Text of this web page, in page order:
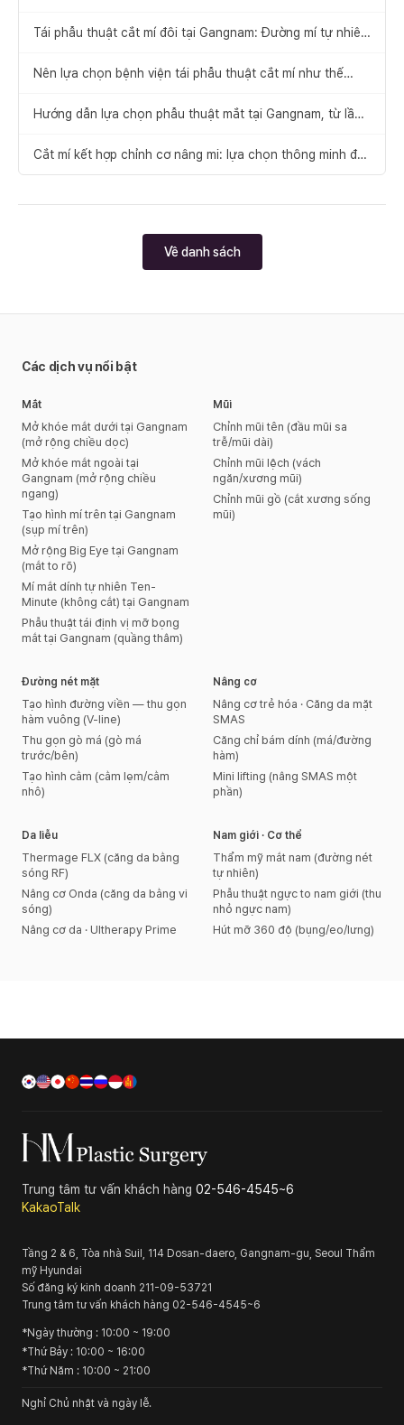
Tái phẫu thuật cắt mí đôi tại Gangnam: Đường mí tự nhiên
Nên lựa chọn bệnh viện tái phẫu thuật cắt mí như thế
Hướng dẫn lựa chọn phẫu thuật mắt tại Gangnam, từ lần
Cắt mí kết hợp chỉnh cơ nâng mi: lựa chọn thông minh để
cải thiện dáng mắt
Về danh sách
Các dịch vụ nổi bật
Mắt
Mở khóe mắt dưới tại Gangnam
(mở rộng chiều dọc)
Mở khóe mắt ngoài tại
Gangnam (mở rộng chiều
ngang)
Tạo hình mí trên tại Gangnam
(sụp mí trên)
Mở rộng Big Eye tại Gangnam
(mắt to rõ)
Mí mắt dính tự nhiên Ten-
Minute (không cắt) tại Gangnam
Phẫu thuật tái định vị mỡ bọng
mắt tại Gangnam (quầng thâm)
Mũi
Chỉnh mũi tên (đầu mũi sa
trễ/mũi dài)
Chỉnh mũi lệch (vách
ngăn/xương mũi)
Chỉnh mũi gồ (cắt xương sống
mũi)
Đường nét mặt
Tạo hình đường viền — thu gọn
hàm vuông (V-line)
Thu gọn gò má (gò má
trước/bên)
Tạo hình cằm (cằm lẹm/cằm
nhô)
Nâng cơ
Nâng cơ trẻ hóa · Căng da mặt
SMAS
Căng chỉ bám dính (má/đường
hàm)
Mini lifting (nâng SMAS một
phần)
Da liễu
Thermage FLX (căng da bằng
sóng RF)
Nâng cơ Onda (căng da bằng vi
sóng)
Nâng cơ da · Ultherapy Prime
Nam giới · Cơ thể
Thẩm mỹ mắt nam (đường nét
tự nhiên)
Phẫu thuật ngực to nam giới (thu
nhỏ ngực nam)
Hút mỡ 360 độ (bụng/eo/lưng)
Trung tâm tư vấn khách hàng 02-546-4545~6
KakaoTalk
Tầng 2 & 6, Tòa nhà Suil, 114 Dosan-daero, Gangnam-gu, Seoul Thẩm
mỹ Hyundai
Số đăng ký kinh doanh 211-09-53721
Trung tâm tư vấn khách hàng 02-546-4545~6
*Ngày thường : 10:00 ~ 19:00
*Thứ Bảy : 10:00 ~ 16:00
*Thứ Năm : 10:00 ~ 21:00
Nghỉ Chủ nhật và ngày lễ.